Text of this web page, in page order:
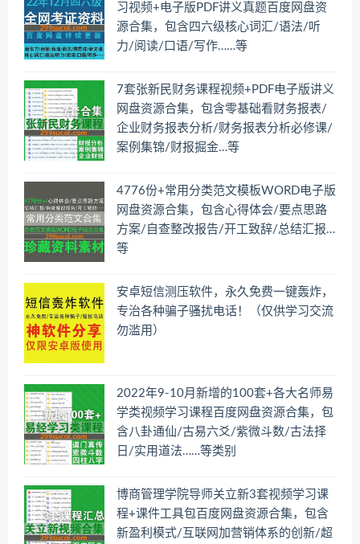
习视频+电子版PDF讲义真题百度网盘资
源合集，包含四六级核心词汇/语法/听
力/阅读/口语/写作……等
7套张新民财务课程视频+PDF电子版讲义
网盘资源合集，包含零基础看财务报表/
企业财务报表分析/财务报表分析必修课/
案例集锦/财报掘金…等
4776份+常用分类范文模板WORD电子版
网盘资源合集，包含心得体会/要点思路
方案/自查整改报告/开工致辞/总结汇报…
等
安卓短信测压软件，永久免费一键轰炸，
专治各种骗子骚扰电话！（仅供学习交流
勿滥用）
2022年9-10月新增的100套+各大名师易
学类视频学习课程百度网盘资源合集，包
含八卦通仙/古易六爻/紫微斗数/古法择
日/实用道法……等类别
博商管理学院导师关立新3套视频学习课
程+课件工具包百度网盘资源合集，包含
新盈利模式/互联网加营销体系的创新/超